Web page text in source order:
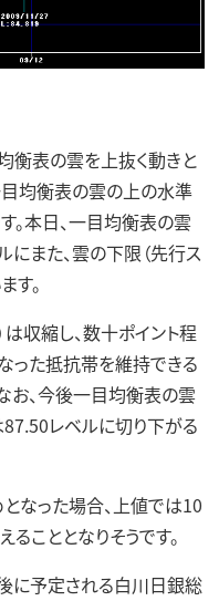
衡表の雲を上抜く動きと
均衡表の雲の上の水準
。本日、一目均衡表の雲
にまた、雲の下限（先行ス
す。
収縮し、数十ポイント程
った抵抗帯を維持できる
お、今後一目均衡表の雲
レベルに切り下がる
なった場合、上値では10
こととなりそうです。
に予定される白川日銀総